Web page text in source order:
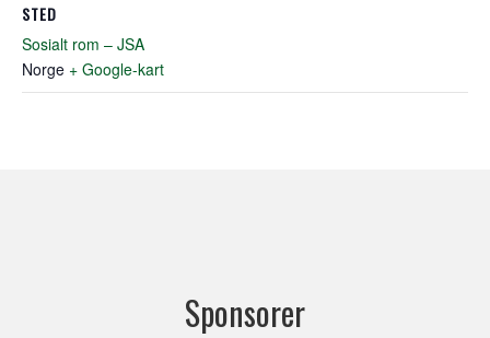
STED
Sosialt rom – JSA
Norge + Google-kart
Sponsorer